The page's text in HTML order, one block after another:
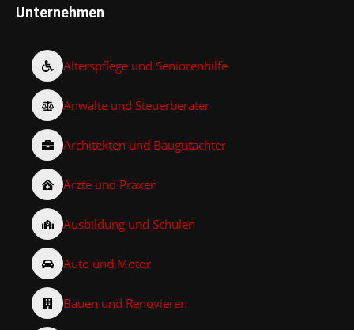
Unternehmen
Alterspflege und Seniorenhilfe
Anwälte und Steuerberater
Architekten und Baugutachter
Ärzte und Praxen
Ausbildung und Schulen
Auto und Motor
Bauen und Renovieren